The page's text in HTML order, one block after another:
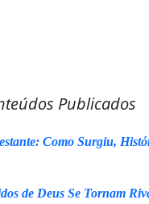
Publicados
Como Surgiu,
de Deus Se Tornam